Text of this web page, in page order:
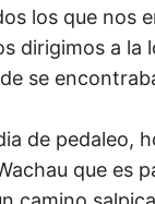
los que nos
dirigimos a la
se
de pedaleo,
que es